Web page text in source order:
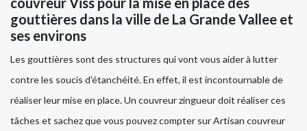
gouttières dans la ville de La Grande Vallee et
ses environs
Les gouttières sont des structures qui vont vous aider à lutter
contre les soucis d'étanchéité. En effet, il est incontournable de
réaliser leur mise en place. Un couvreur zingueur doit réaliser ces
tâches et sachez que vous pouvez compter sur Artisan couvreur